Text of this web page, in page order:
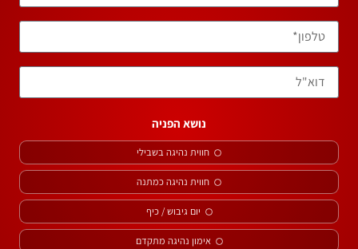
נושא הפניה
חווית נהיגה בשבילי
חווית נהיגה כמתנה
יום גיבוש / כיף
אימון נהיגה מתקדם